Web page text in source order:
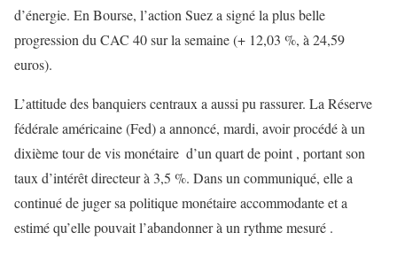
d’énergie. En Bourse, l’action Suez a signé la plus belle
progression du CAC 40 sur la semaine (+ 12,03 %, à 24,59
euros).
L’attitude des banquiers centraux a aussi pu rassurer. La Réserve
fédérale américaine (Fed) a annoncé, mardi, avoir procédé à un
dixième tour de vis monétaire ­ d’un quart de point ­, portant son
taux d’intérêt directeur à 3,5 %. Dans un communiqué, elle a
continué de juger sa politique monétaire accommodante et a
estimé qu’elle pouvait l’abandonner à un rythme mesuré .